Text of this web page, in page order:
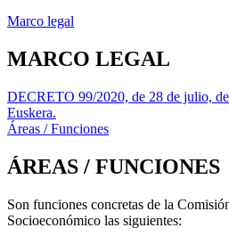
Marco legal
MARCO LEGAL
DECRETO 99/2020, de 28 de julio,
Euskera.
Áreas / Funciones
ÁREAS / FUNCIONES
Son funciones concretas de la
Socioeconómico las siguientes: